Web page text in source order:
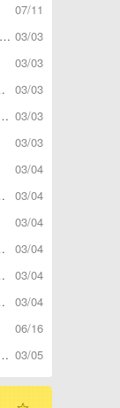
07/11
03/03
03/03
03/03
03/03
03/03
03/04
03/04
03/04
03/04
03/04
03/04
06/16
03/05